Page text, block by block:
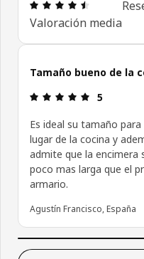
Reseña:
Valoración media
Omitir las opiniones de los
Tamaño bueno de la
Reseña: 5
5
Es ideal su tamaño para
lugar de la cocina y
admite que la encimera
poco mas larga que el
armario.
Agustín Francisco, España